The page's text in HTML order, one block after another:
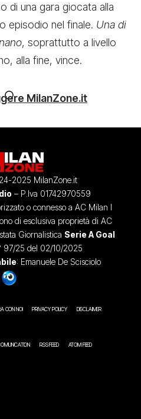
di una gara giocata alla
episodio nel finale. Una di
, soprattutto a livello
alla fine, vince.
MilanZone.it
2025 MilanZone.it
– P.Iva 01742970559
o connesso a AC Milan I
di esclusiva proprietà di AC
Giornalistica Serie A Goal
97/25 del 02/10/2025
: Emanuele De Scisciolo
CON NOI PRIVACY POLICY DISCLAIMER
RSS FEED ATOM FEED